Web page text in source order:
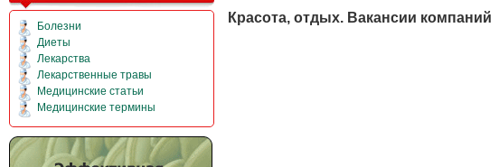
Болезни
Диеты
Лекарства
Лекарственные травы
Медицинские статьи
Медицинские термины
Красота, отдых. Вакансии компаний